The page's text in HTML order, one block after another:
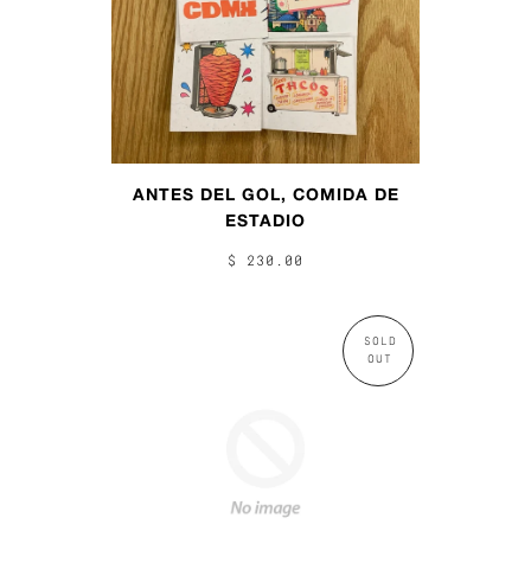
ANTES DEL GOL, COMIDA DE
ESTADIO
$ 230.00
SOLD
OUT